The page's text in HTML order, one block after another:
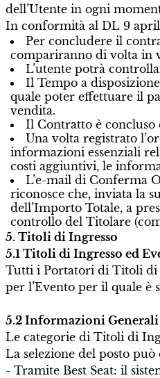
dell’Utente in ogni
In conformità al DL 9
Per concludere il
compariranno di volta in
L’utente potrà
Il Tempo a
quale poter effettuare il
vendita.
Il Contratto è concluso
Una volta registrato
informazioni essenziali
costi aggiuntivi, le
L’e-mail di Conferma
riconosce che, inviata la
dell’Importo Totale, a
controllo del Titolare
5. Titoli di Ingresso
5.1 Titoli di Ingresso ed
Tutti i Portatori di Titoli di
per l’Evento per il quale è
5.2 Informazioni Generali
Le categorie di Titoli di
La selezione del posto può
- Tramite Best Seat: il